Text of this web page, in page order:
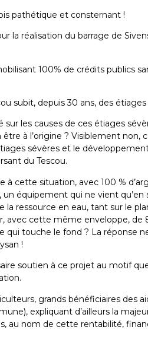
pathétique et consternant !
la réalisation du barrage de
100% de crédits publics
subit, depuis 30 ans, des étiages
sur les causes de ces étiages
à l’origine ? Visiblement non,
sévères et le
du Tescou.
à cette situation, avec 100 %
équipement qui ne vient qu’en
la ressource en eau, tant sur le
avec cette même enveloppe, de
qui touche le fond ? La réponse
!
soutien à ce projet au motif
grands bénéficiaires des
expliquant d’ailleurs la
au nom de cette rentabilité,